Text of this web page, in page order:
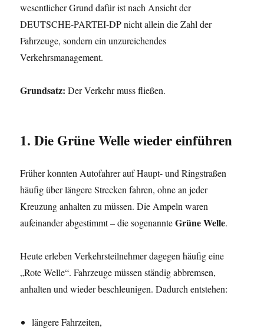
wesentlicher Grund dafür ist nach Ansicht der
DEUTSCHE-PARTEI-DP nicht allein die Zahl der
Fahrzeuge, sondern ein unzureichendes
Verkehrsmanagement.
Grundsatz: Der Verkehr muss fließen.
1. Die Grüne Welle wieder einführen
Früher konnten Autofahrer auf Haupt- und Ringstraßen
häufig über längere Strecken fahren, ohne an jeder
Kreuzung anhalten zu müssen. Die Ampeln waren
aufeinander abgestimmt – die sogenannteGrüne Welle.
Heute erleben Verkehrsteilnehmer dagegen häufig eine
„Rote Welle“. Fahrzeuge müssen ständig abbremsen,
anhalten und wieder beschleunigen. Dadurch entstehen:
längere Fahrzeiten,